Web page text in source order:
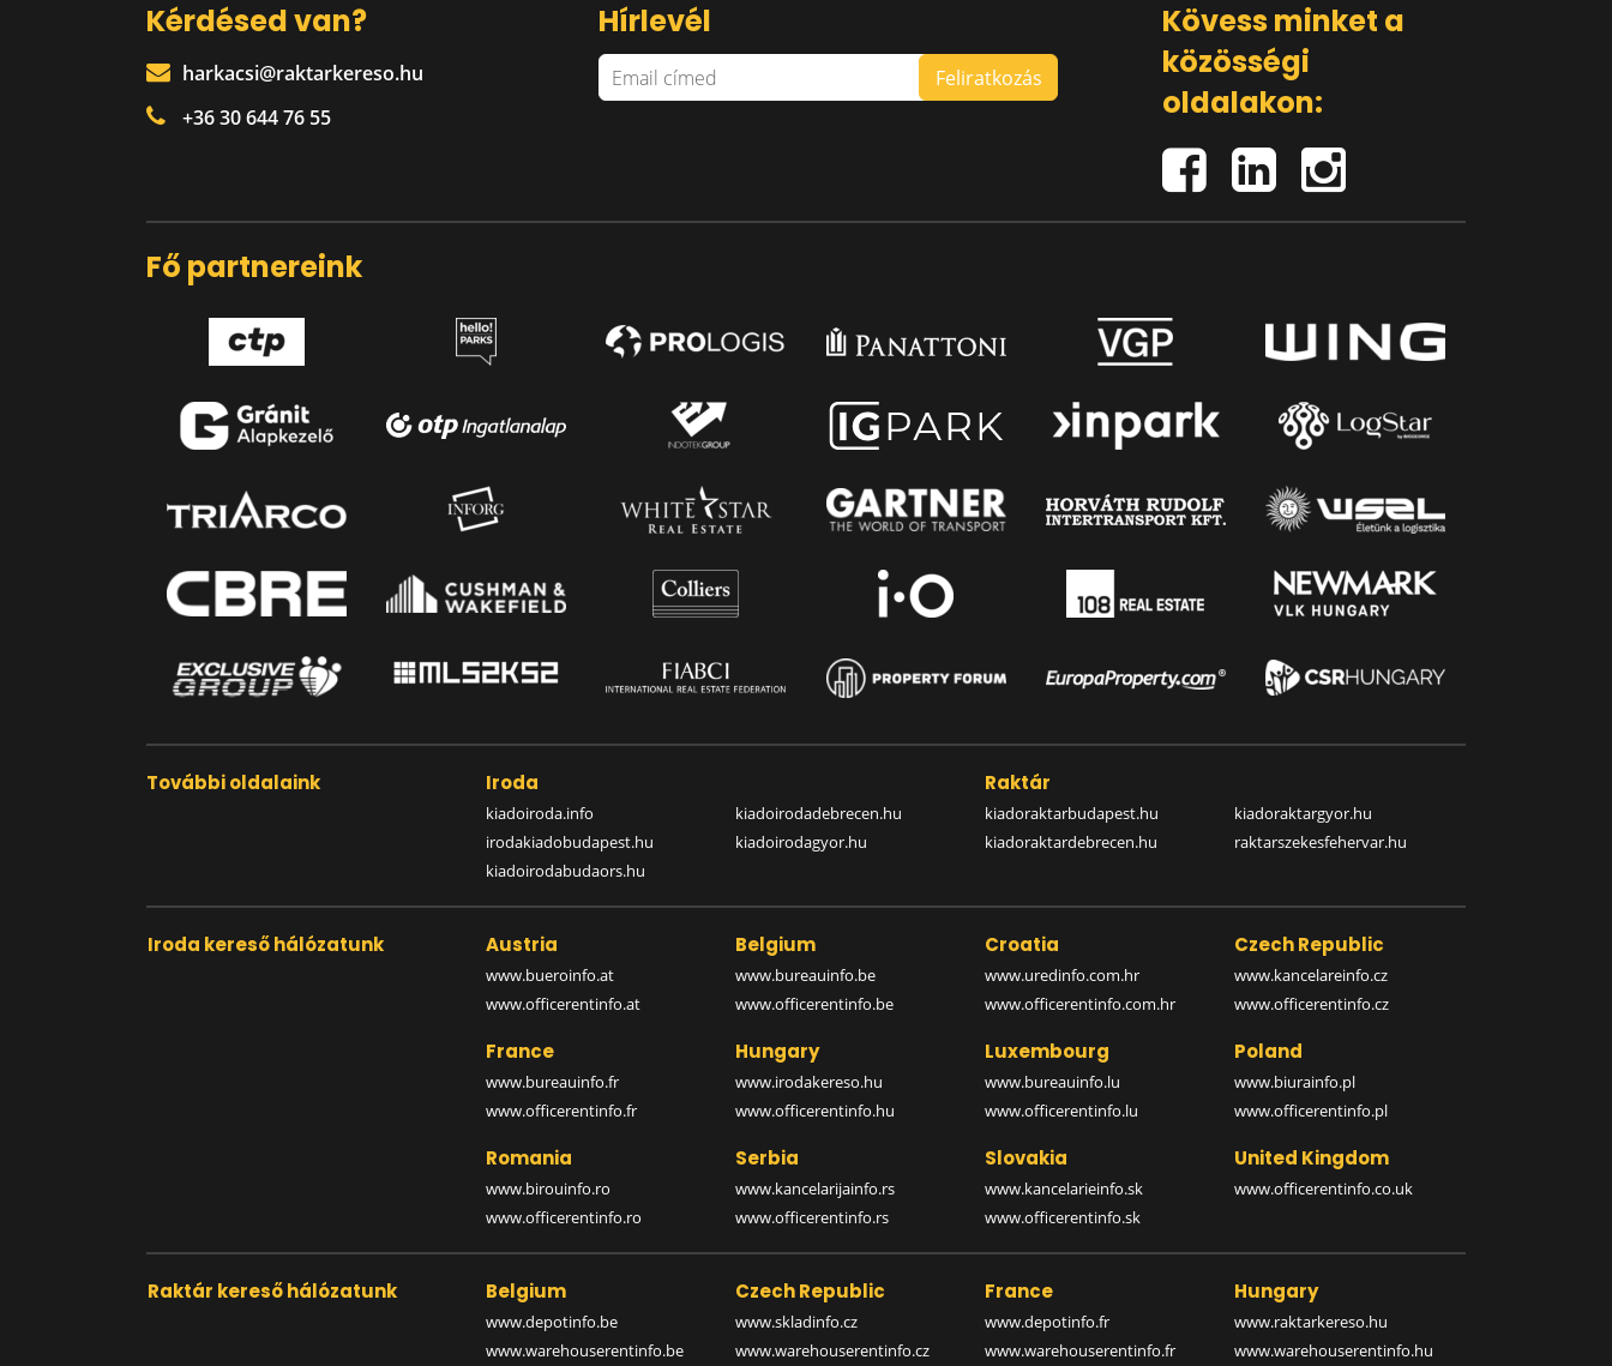
Kérdésed van?
harkacsi@raktarkereso.hu
+36 30 644 76 55
Hírlevél
Kövess minket a
közösségi
oldalakon:
Fő partnereink
További oldalaink Iroda
kiadoiroda.info
irodakiadobudapest.hu
kiadoirodabudaors.hu
kiadoirodadebrecen.hu
kiadoirodagyor.hu
Raktár
kiadoraktarbudapest.hu
kiadoraktardebrecen.hu
kiadoraktargyor.hu
raktarszekesfehervar.hu
Iroda kereső hálózatunk Austria
www.bueroinfo.at
www.officerentinfo.at
Belgium
www.bureauinfo.be
www.officerentinfo.be
Croatia
www.uredinfo.com.hr
www.officerentinfo.com.hr
Czech Republic
www.kancelareinfo.cz
www.officerentinfo.cz
France
www.bureauinfo.fr
www.officerentinfo.fr
Hungary
www.irodakereso.hu
www.officerentinfo.hu
Luxembourg
www.bureauinfo.lu
www.officerentinfo.lu
Poland
www.biurainfo.pl
www.officerentinfo.pl
Romania
www.birouinfo.ro
www.officerentinfo.ro
Serbia
www.kancelarijainfo.rs
www.officerentinfo.rs
Slovakia
www.kancelarieinfo.sk
www.officerentinfo.sk
United Kingdom
www.officerentinfo.co.uk
Raktár kereső hálózatunk Belgium
www.depotinfo.be
www.warehouserentinfo.be
Czech Republic
www.skladinfo.cz
www.warehouserentinfo.cz
France
www.depotinfo.fr
www.warehouserentinfo.fr
Hungary
www.raktarkereso.hu
www.warehouserentinfo.hu